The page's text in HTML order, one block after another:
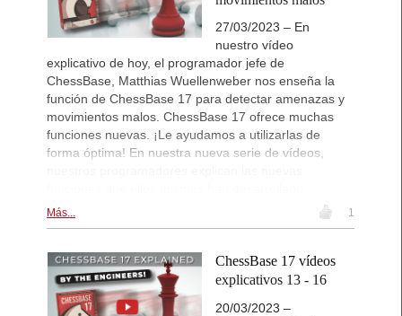
27/03/2023 – En
nuestro vídeo
explicativo de hoy, el programador jefe de
ChessBase, Matthias Wuellenweber nos enseña la
función de ChessBase 17 para detectar amenazas y
movimientos malos. ChessBase 17 ofrece muchas
funciones nuevas. ¡Le ayudamos a utilizarlas de
forma óptima! En nuestra nueva serie de vídeos,
Más... 1
ChessBase 17 vídeos
explicativos 13 - 16
20/03/2023 –